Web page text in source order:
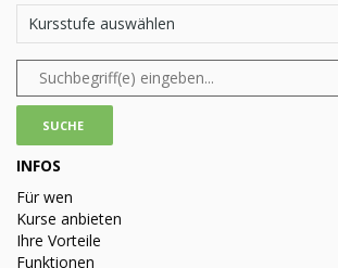
INFOS
Für wen
Kurse anbieten
Ihre Vorteile
Funktionen